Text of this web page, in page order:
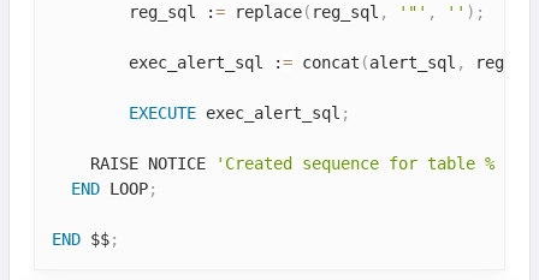
        reg_sql :
= replace( reg_sql , '"' , '' ) ;
        exec_alert_sql :
= concat (alert_sql ,
EXECUTE exec_alert_sql ;
    RAISE NOTICE
'Created sequence for table % and
END LOOP;
END $$;